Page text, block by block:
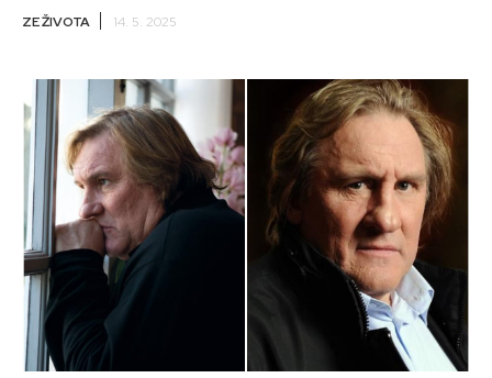
ZE ŽIVOTA 14. 5. 2025